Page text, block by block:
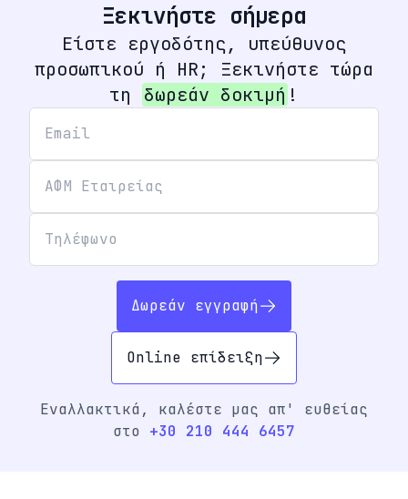
Ξεκινήστε σήμερα
Είστε εργοδότης, υπεύθυνος
προσωπικού ή HR; Ξεκινήστε τώρα
τη
δωρεάν δοκιμή !
Δωρεάν εγγραφή
Online επίδειξη
Εναλλακτικά, καλέστε μας απ' ευθείας
στο +30 210 444 6457